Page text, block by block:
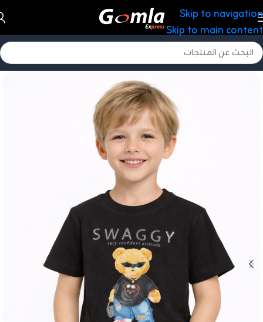
Skip to navigation
Skip to main content